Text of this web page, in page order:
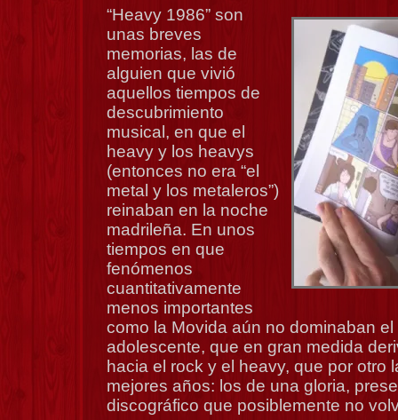
“Heavy 1986” son
unas breves
memorias, las de
alguien que vivió
aquellos tiempos de
descubrimiento
musical, en que el
heavy y los heavys
(entonces no era “el
metal y los metaleros”)
reinaban en la noche
madrileña. En unos
tiempos en que
fenómenos
cuantitativamente
menos importantes
como la Movida aún no dominaban
adolescente, que en gran medida
hacia el rock y el heavy, que por otro
mejores años: los de una gloria,
discográfico que posiblemente no